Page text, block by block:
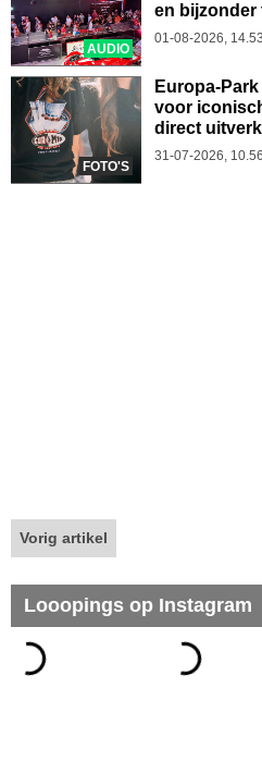
AUDIO
en bijzonder
01-08-2026,
FOTO'S
Europa-
voor
direct
31-07-2026,
Vorig artikel
Looopings op Instagram